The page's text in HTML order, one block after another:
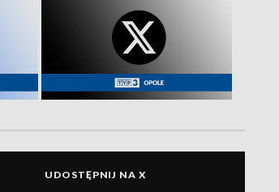
UDOSTĘPNIJ NA X